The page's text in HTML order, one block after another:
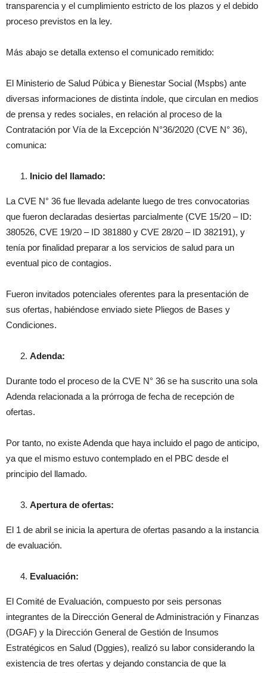
transparencia y el cumplimiento estricto de los plazos y el debido
proceso previstos en la ley.
Más abajo se detalla extenso el comunicado remitido:
El Ministerio de Salud Púbica y Bienestar Social (Mspbs) ante
diversas informaciones de distinta índole, que circulan en medios
de prensa y redes sociales, en relación al proceso de la
Contratación por Vía de la Excepción N°36/2020 (CVE N° 36),
comunica:
Inicio del llamado:
La CVE N° 36 fue llevada adelante luego de tres convocatorias
que fueron declaradas desiertas parcialmente (CVE 15/20 – ID:
380526, CVE 19/20 – ID 381880 y CVE 28/20 – ID 382191), y
tenía por finalidad preparar a los servicios de salud para un
eventual pico de contagios.
Fueron invitados potenciales oferentes para la presentación de
sus ofertas, habiéndose enviado siete Pliegos de Bases y
Condiciones.
Adenda:
Durante todo el proceso de la CVE N° 36 se ha suscrito una sola
Adenda relacionada a la prórroga de fecha de recepción de
ofertas.
Por tanto, no existe Adenda que haya incluido el pago de anticipo,
ya que el mismo estuvo contemplado en el PBC desde el
principio del llamado.
Apertura de ofertas:
El 1 de abril se inicia la apertura de ofertas pasando a la instancia
de evaluación.
Evaluación:
El Comité de Evaluación, compuesto por seis personas
integrantes de la Dirección General de Administración y Finanzas
(DGAF) y la Dirección General de Gestión de Insumos
Estratégicos en Salud (Dggies), realizó su labor considerando la
existencia de tres ofertas y dejando constancia de que la